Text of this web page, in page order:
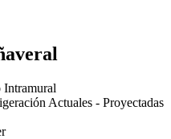
Actuales - Proyectadas